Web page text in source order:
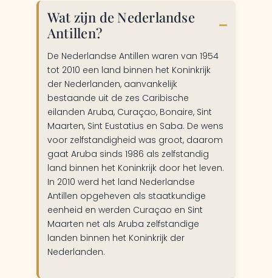
Wat zijn de Nederlandse
Antillen?
De Nederlandse Antillen waren van 1954
tot 2010 een land binnen het Koninkrijk
der Nederlanden, aanvankelijk
bestaande uit de zes Caribische
eilanden Aruba, Curaçao, Bonaire, Sint
Maarten, Sint Eustatius en Saba. De wens
voor zelfstandigheid was groot, daarom
gaat Aruba sinds 1986 als zelfstandig
land binnen het Koninkrijk door het leven.
In 2010 werd het land Nederlandse
Antillen opgeheven als staatkundige
eenheid en werden Curaçao en Sint
Maarten net als Aruba zelfstandige
landen binnen het Koninkrijk der
Nederlanden.